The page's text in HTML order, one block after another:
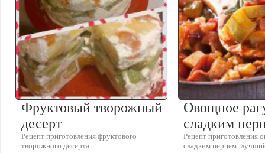
Фруктовый творожный
десерт
Рецепт приготовления фруктового
творожного десерта
Овощное
сладким
Рецепт приготовления
сладким перцем: